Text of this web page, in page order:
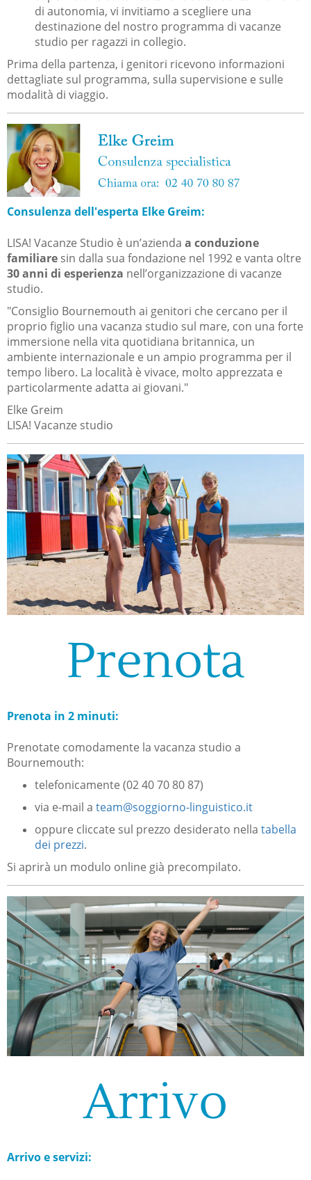
di autonomia, vi invitiamo a scegliere una
destinazione del nostro programma di vacanze
studio per ragazzi in collegio.
Prima della partenza, i genitori ricevono informazioni
dettagliate sul programma, sulla supervisione e sulle
modalità di viaggio.
Consulenza dell'esperta Elke Greim:
LISA! Vacanze Studio è un’azienda a conduzione
familiare sin dalla sua fondazione nel 1992 e vanta oltre
30 anni di esperienza nell’organizzazione di vacanze
studio.
"Consiglio Bournemouth ai genitori che cercano per il
proprio figlio una vacanza studio sul mare, con una forte
immersione nella vita quotidiana britannica, un
ambiente internazionale e un ampio programma per il
tempo libero. La località è vivace, molto apprezzata e
particolarmente adatta ai giovani."
Elke Greim
LISA! Vacanze studio
Prenota
Prenota in 2 minuti:
Prenotate comodamente la vacanza studio a
Bournemouth:
telefonicamente (02 40 70 80 87)
via e-mail a team@soggiorno-linguistico.it
oppure cliccate sul prezzo desiderato nella tabella
dei prezzi.
Si aprirà un modulo online già precompilato.
Arrivo
Arrivo e servizi: